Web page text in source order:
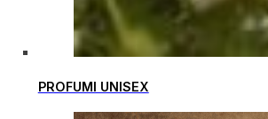
PROFUMI UNISEX